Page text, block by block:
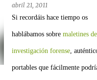
abril 21, 2011
Si recordáis hace tiempo os
hablábamos sobre maletines de
investigación forense,
portables que fácilmente